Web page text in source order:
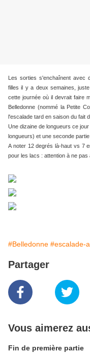
Les sorties s'enchaînent avec
filles il y a deux semaines,
cette journée où il devrait faire
Belledonne (nommé la Petite
l'escalade tard en saison du fait
Une dizaine de longueurs ce
longueurs) et une seconde
A noter 12 degrés là-haut vs 7
pour les lacs : attention à ne
#Belledonne #escalade-
Partager
Vous aimerez
Fin de première partie